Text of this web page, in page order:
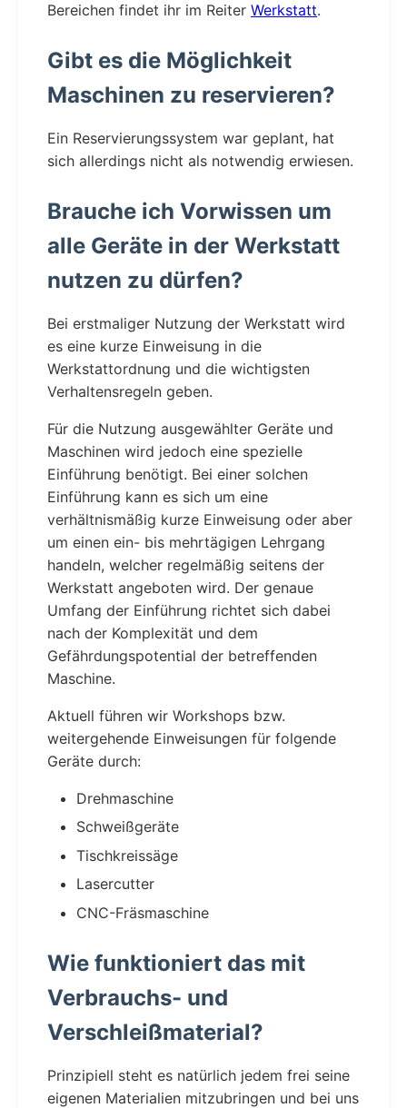
Bereichen findet ihr im Reiter Werkstatt.
Gibt es die Möglichkeit
Maschinen zu reservieren?
Ein Reservierungssystem war geplant, hat
sich allerdings nicht als notwendig erwiesen.
Brauche ich Vorwissen um
alle Geräte in der Werkstatt
nutzen zu dürfen?
Bei erstmaliger Nutzung der Werkstatt wird
es eine kurze Einweisung in die
Werkstattordnung und die wichtigsten
Verhaltensregeln geben.
Für die Nutzung ausgewählter Geräte und
Maschinen wird jedoch eine spezielle
Einführung benötigt. Bei einer solchen
Einführung kann es sich um eine
verhältnismäßig kurze Einweisung oder aber
um einen ein- bis mehrtägigen Lehrgang
handeln, welcher regelmäßig seitens der
Werkstatt angeboten wird. Der genaue
Umfang der Einführung richtet sich dabei
nach der Komplexität und dem
Gefährdungspotential der betreffenden
Maschine.
Aktuell führen wir Workshops bzw.
weitergehende Einweisungen für folgende
Geräte durch:
Drehmaschine
Schweißgeräte
Tischkreissäge
Lasercutter
CNC-Fräsmaschine
Wie funktioniert das mit
Verbrauchs- und
Verschleißmaterial?
Prinzipiell steht es natürlich jedem frei seine
eigenen Materialien mitzubringen und bei uns